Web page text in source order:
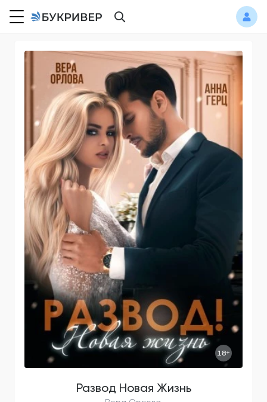
18+
Развод Новая Жизнь